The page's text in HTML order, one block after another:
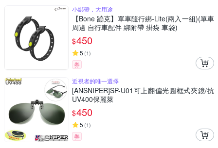
小綁帶，大用途
【Bone 蹦克】單車隨行綁-Lite(兩入一組)(單車
周邊 自行車配件 綁附帶 掛袋 車袋)
$450
5 (1)
券
近視者的唯一選擇
[ANSNIPER]SP-U01可上翻偏光圓框式夾鏡/抗
UV400保麗萊
$450
5 (1)
券